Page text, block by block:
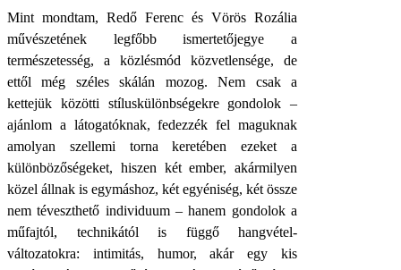
Mint mondtam, Redő Ferenc és Vörös Rozália
művészetének legfőbb ismertetőjegye a
természetesség, a közlésmód közvetlensége, de
ettől még széles skálán mozog. Nem csak a
kettejük közötti stíluskülönbségekre gondolok –
ajánlom a látogatóknak, fedezzék fel maguknak
amolyan szellemi torna keretében ezeket a
különbözőségeket, hiszen két ember, akármilyen
közel állnak is egymáshoz, két egyéniség, két össze
nem téveszthető individuum – hanem gondolok a
műfajtól, technikától is függő hangvétel-
változatokra: intimitás, humor, akár egy kis